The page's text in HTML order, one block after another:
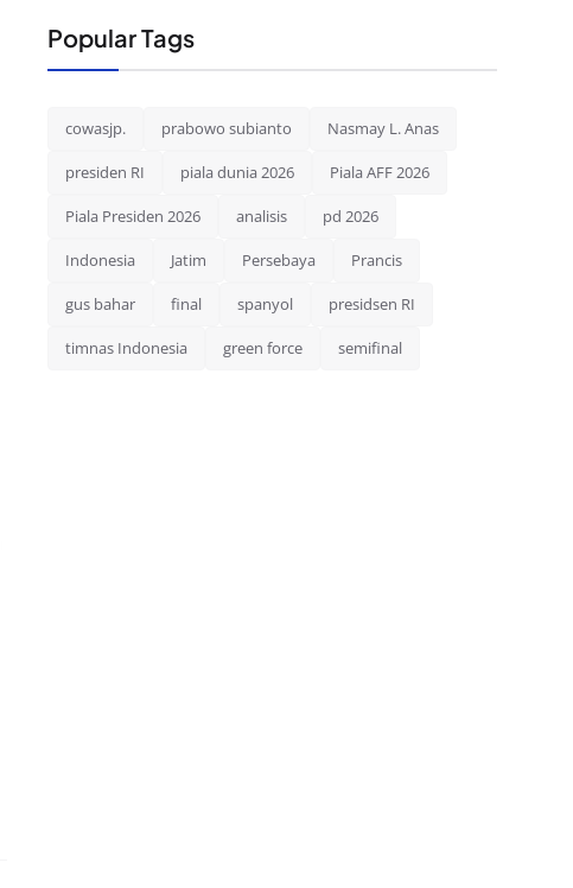
Popular Tags
cowasjp. prabowo subianto Nasmay L. Anas
presiden RI piala dunia 2026 Piala AFF 2026
Piala Presiden 2026 analisis pd 2026
Indonesia Jatim Persebaya Prancis
gus bahar final spanyol presidsen RI
timnas Indonesia green force semifinal